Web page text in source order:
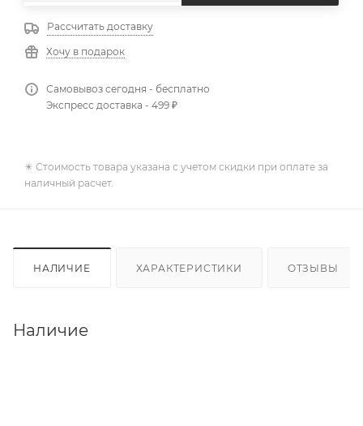
Рассчитать доставку
Хочу в подарок
Самовывоз сегодня - бесплатно
Экспресс доставка - 499 ₽
✴️ Стоимость товара указана с учетом скидки при оплате за
наличный расчет.
НАЛИЧИЕ ХАРАКТЕРИСТИКИ ОТЗЫВЫ
Наличие